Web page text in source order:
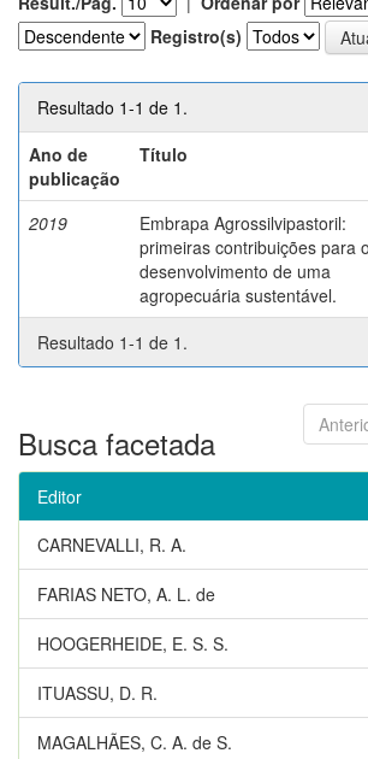
Registro(s)
Resultado 1-1 de 1.
Ano de
publicação
Título
2019
Embrapa Agrossilvipastoril:
primeiras contribuições para o
desenvolvimento de uma
agropecuária sustentável.
Resultado 1-1 de 1.
Busca facetada
Editor
CARNEVALLI, R. A.
FARIAS NETO, A. L. de
HOOGERHEIDE, E. S. S.
ITUASSU, D. R.
MAGALHÃES, C. A. de S.